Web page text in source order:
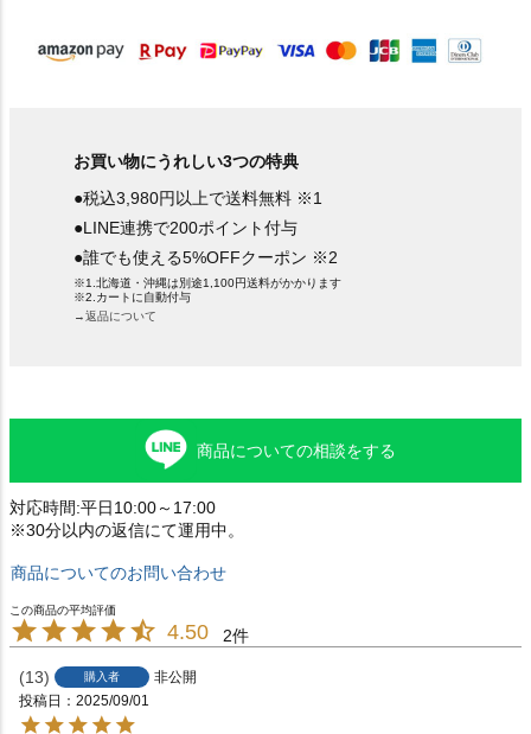
お買い物にうれしい3つの特典
●税込3,980円以上で送料無料 ※1
●LINE連携で200ポイント付与
●誰でも使える5%OFFクーポン ※2
※1.北海道・沖縄は別途1,100円送料がかかります
※2.カートに自動付与
→返品について
商品についての相談をする
対応時間:平日10:00～17:00
※30分以内の返信にて運用中。
商品についてのお問い合わせ
4.50 2
13 購入者
非公開
投稿日
2025/09/01